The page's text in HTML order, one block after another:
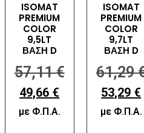
ISOMAT
PREMIUM
COLOR
9,5LT
ΒΑΣΗ D
57,11€
49,66 €
με Φ.Π.Α.
ISOMAT
PREMIUM
COLOR
9,7LT
ΒΑΣΗ D
61,29
53,29 €
με Φ.Π.Α.